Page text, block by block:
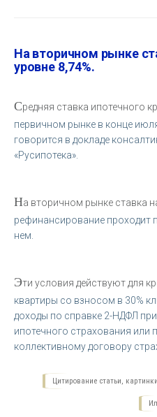
На вторичном рынке
уровне 8,74%.
Средняя ставка ипотечного
первичном рынке в конце
говорится в докладе
«Русипотека».
На вторичном рынке ставка
рефинансирование проходит
нем.
Эти условия действуют для
квартиры со взносом в 30%
доходы по справке 2-НДФЛ
ипотечного страхования или
коллективному договору
Цитирование статьи,